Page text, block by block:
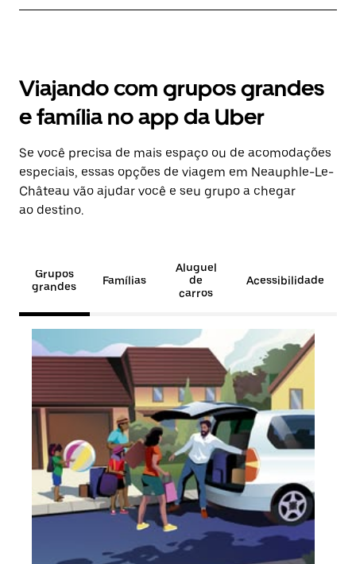
Viajando com grupos grandes
e família no app da Uber
Se você precisa de mais espaço ou de acomodações
especiais, essas opções de viagem em Neauphle-Le-
Château vão ajudar você e seu grupo a chegar
ao destino.
Grupos
grandes
Famílias
Aluguel
de
carros
Acessibilidade